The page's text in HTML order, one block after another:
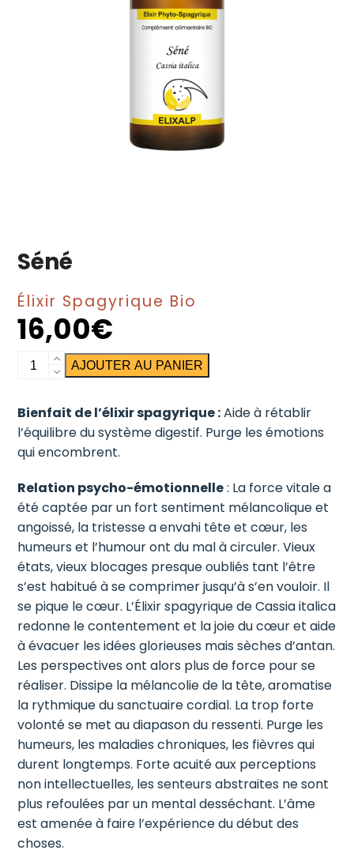
Séné
Élixir Spagyrique Bio
16,00€
quantitéAJOUTER AU PANIER
Bienfait de l’élixir spagyrique :Aide à rétablir
l’équilibre du système digestif. Purge les émotions
qui encombrent.
Relation psycho-émotionnelle: La force vitale a
été captée par un fort sentiment mélancolique et
angoissé, la tristesse a envahi tête et cœur, les
humeurs et l’humour ont du mal à circuler. Vieux
états, vieux blocages presque oubliés tant l’être
s’est habitué à se comprimer jusqu’à s’en vouloir. Il
se pique le cœur. L’Élixir spagyrique de Cassia italica
redonne le contentement et la joie du cœur et aide
à évacuer les idées glorieuses mais sèches d’antan.
Les perspectives ont alors plus de force pour se
réaliser. Dissipe la mélancolie de la tête, aromatise
la rythmique du sanctuaire cordial. La trop forte
volonté se met au diapason du ressenti. Purge les
humeurs, les maladies chroniques, les fièvres qui
durent longtemps. Forte acuité aux perceptions
non intellectuelles, les senteurs abstraites ne sont
plus refoulées par un mental desséchant. L’âme
est amenée à faire l’expérience du début des
choses.